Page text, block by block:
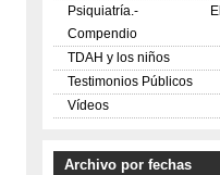
Psiquiatría.- El
Compendio
TDAH y los niños
Testimonios Públicos
Vídeos
Archivo por fechas